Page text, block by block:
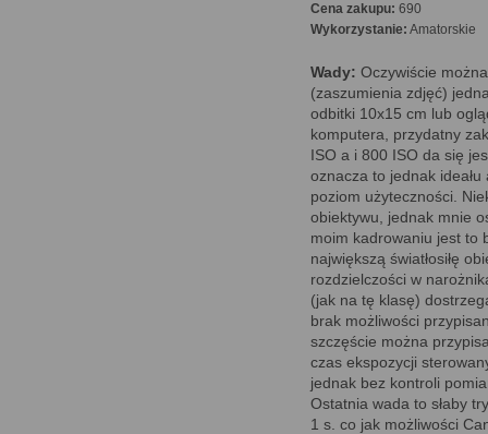
Cena zakupu: 690
Wykorzystanie: Amatorskie
Wady: Oczywiście
(zaszumienia zdjęć)
odbitki 10x15 cm lub
komputera, przydatny
ISO a i 800 ISO da się
oznacza to jednak
poziom użyteczności.
obiektywu, jednak mnie
moim kadrowaniu jest to
największą światłosiłę
rozdzielczości w
(jak na tę klasę)
brak możliwości
szczęście można
czas ekspozycji
jednak bez kontroli
Ostatnia wada to słaby
1 s. co jak możliwości